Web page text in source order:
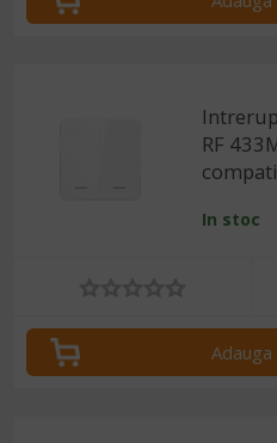
RF
In stoc
Adauga